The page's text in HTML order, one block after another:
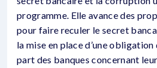
programme. Elle avance des
pour faire reculer le secret
la mise en place d’une
part des banques concernant